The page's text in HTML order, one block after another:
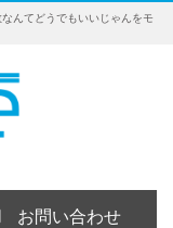
んてどうでもいいじゃんをモ
お問い合わせ